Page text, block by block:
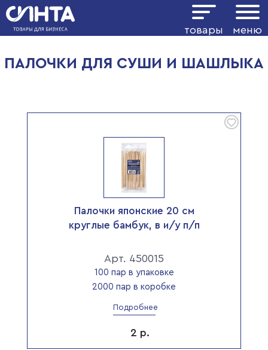
товары меню
Показать фильтр
ПАЛОЧКИ ДЛЯ СУШИ И ШАШЛЫКА
Палочки японские 20 см
круглые бамбук, в и/у п/п
Арт. 450015
100 пар в упаковке
2000 пар в коробке
Подробнее
2 р.